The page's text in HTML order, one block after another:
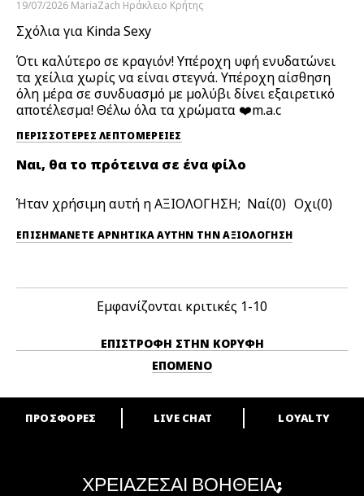
19/07/2026 MariaZach Ηράκλειο Κρήτης
Σχόλια για Kinda Sexy
Ότι καλύτερο σε κραγιόν! Υπέροχη υφή ενυδατώνει
τα χείλια χωρίς να είναι στεγνά. Υπέροχη αίσθηση
όλη μέρα σε συνδυασμό με μολύβι δίνει εξαιρετικό
αποτέλεσμα! Θέλω όλα τα χρώματα ❤️m.a.c
ΠΕΡΙΣΣΌΤΕΡΕΣ ΛΕΠΤΟΜΈΡΕΙΕΣ
Ναι, θα το πρότεινα σε ένα φίλο
Ήταν χρήσιμη αυτή η ΑΞΙΟΛΟΓΗΣΗ; 0 0
ΕΠΙΣΗΜΆΝΕΤΕ ΑΡΝΗΤΙΚΆ ΑΥΤΉΝ ΤΗΝ ΑΞΙΟΛΟΓΗΣΗ
Εμφανίζονται κριτικές 1-10
ΕΠΙΣΤΡΟΦΉ ΣΤΗΝ ΚΟΡΥΦΉ
ΕΠΌΜΕΝΟ
ARE YOU A M·A·C LOVER?
ΠΡΟΣΦΟΡΕΣ LIVE CHAT LOYALTY
ΧΡΕΙΑΖΕΣΑΙ ΒΟΗΘΕΙΑ;